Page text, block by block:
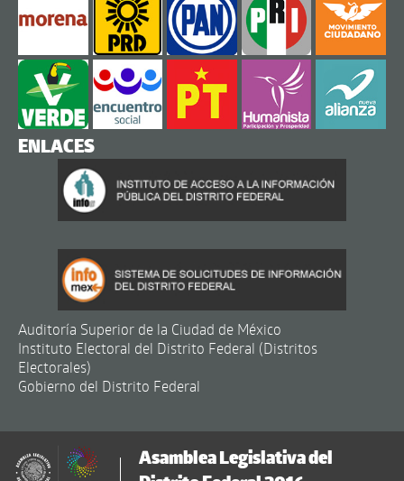
ENLACES
Auditoría Superior de la Ciudad de México
Instituto Electoral del Distrito Federal (Distritos
Electorales)
Gobierno del Distrito Federal
Asamblea Legislativa del